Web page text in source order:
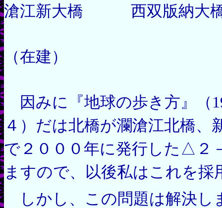
滄江新大橋 西双版納大
（在建）
因みに『地球の歩き方』（
４）だは北橋が瀾滄江北橋
で２０００年に発行した△２
ますので、以後私はこれを
しかし、この問題は解決し